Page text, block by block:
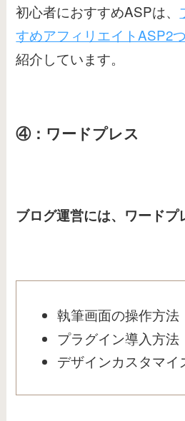
初心者におすすめASPは、
すめアフィリエイトASP2
紹介しています。
④：ワードプレス
ブログ運営には、ワードプ
執筆画面の操作方法
プラグイン導入方法
デザインカスタマイ